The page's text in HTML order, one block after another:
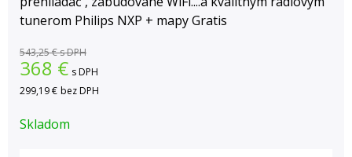
tunerom Philips NXP + mapy Gratis
543,25 €s DPH
368 € s DPH
299,19 € bez DPH
Skladom